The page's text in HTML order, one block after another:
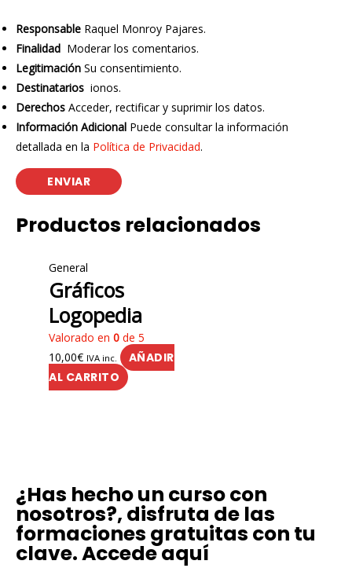
Responsable Raquel Monroy Pajares.
Finalidad Moderar los comentarios.
Legitimación Su consentimiento.
Destinatarios ionos.
Derechos Acceder, rectificar y suprimir los datos.
Información Adicional Puede consultar la información
detallada en la Política de Privacidad.
Productos relacionados
General
Gráficos
Logopedia
Valorado en 0 de 5
10,00€ IVA inc.
AÑADIR
AL CARRITO
¿Has hecho un curso con
nosotros?, disfruta de las
formaciones gratuitas con tu
clave. Accede aquí